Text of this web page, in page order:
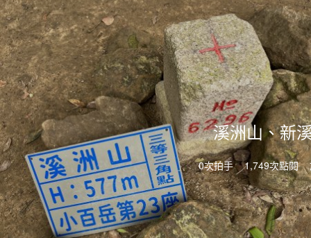
溪洲山、新
0次拍手 1,749次點閱